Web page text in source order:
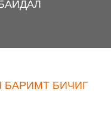
БИЧИГ